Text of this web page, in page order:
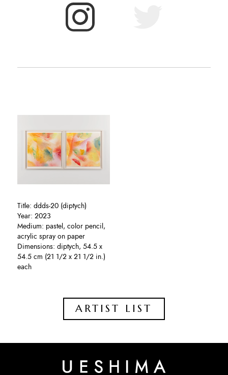
Title: ddds-20 (diptych)
Year: 2023
Medium: pastel, color pencil,
acrylic spray on paper
Dimensions: diptych, 54.5 x
54.5 cm (21 1/2 x 21 1/2 in.)
each
ARTIST LIST